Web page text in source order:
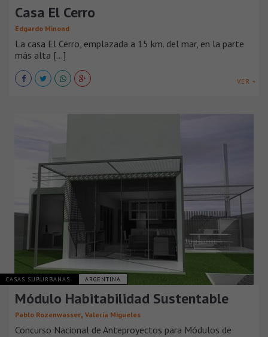
Casa El Cerro
Edgardo Minond
La casa El Cerro, emplazada a 15 km. del mar, en la parte
más alta [...]
VER +
CASAS SUBURBANAS ARGENTINA
Módulo Habitabilidad Sustentable
Pablo Rozenwasser, Valeria Migueles
Concurso Nacional de Anteproyectos para Módulos de